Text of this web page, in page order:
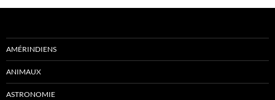
AMÉRINDIENS
ANIMAUX
ASTRONOMIE